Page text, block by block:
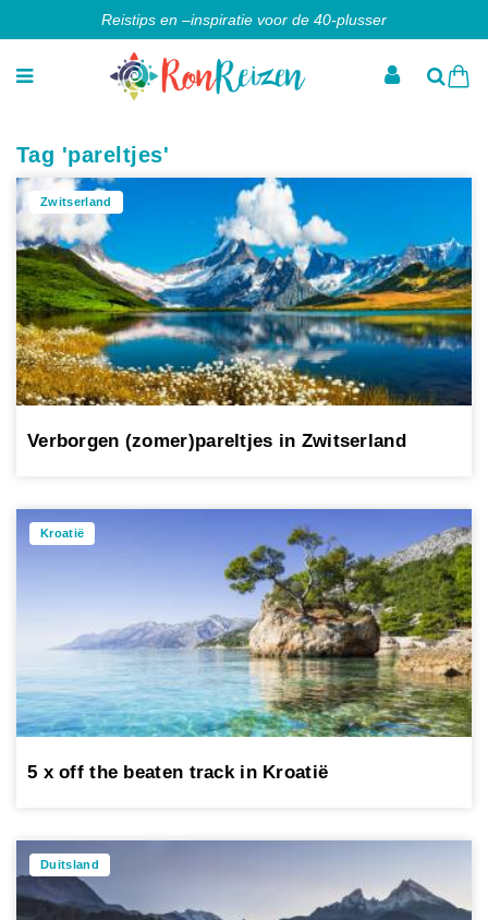
Reistips en –inspiratie voor de 40-plusser
Tag 'pareltjes'
Zwitserland
Verborgen (zomer)pareltjes in Zwitserland
Kroatië
5 x off the beaten track in Kroatië
Duitsland